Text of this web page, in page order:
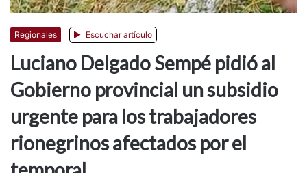
Regionales Escuchar artículo
Luciano Delgado Sempé pidió al
Gobierno provincial un subsidio
urgente para los trabajadores
rionegrinos afectados por el